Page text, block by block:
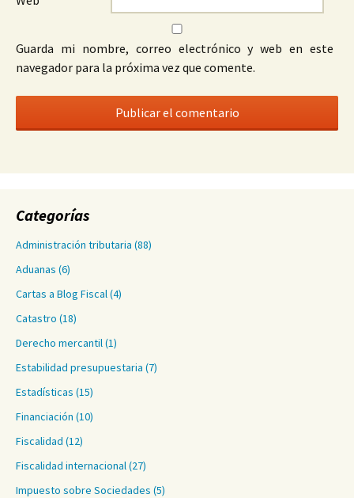
Guarda mi nombre, correo electrónico y web en este
navegador para la próxima vez que comente.
Categorías
Administración tributaria (88)
Aduanas (6)
Cartas a Blog Fiscal(4)
Catastro (18)
Derecho mercantil(1)
Estabilidad presupuestaria (7)
Estadísticas (15)
Financiación (10)
Fiscalidad (12)
Fiscalidad internacional(27)
Impuesto sobre Sociedades (5)